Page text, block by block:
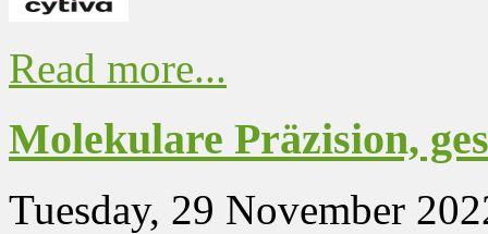
Read more...
Molekulare Präzision,
Tuesday, 29 November